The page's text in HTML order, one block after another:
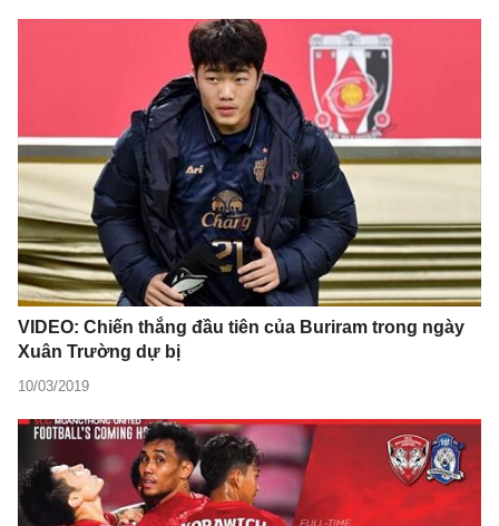
VIDEO: Chiến thắng đầu tiên của Buriram trong ngày
Xuân Trường dự bị
10/03/2019